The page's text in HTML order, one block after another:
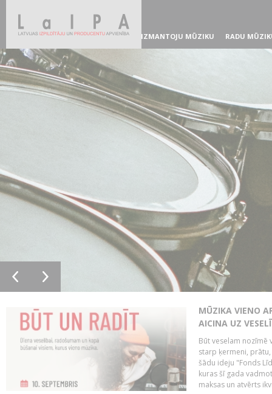
IZMANTOJU MŪZIKU RADU
MŪZIKA VIENO
AICINA UZ
Būt veselam nozīmē
starp ķermeni,
šādu ideju "Fonds
kuras šī gada
maksas un atvērts